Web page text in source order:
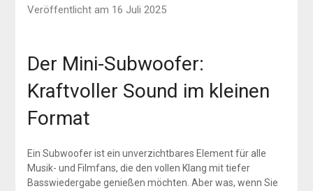
Veröffentlicht am 16 Juli 2025
Der Mini-Subwoofer:
Kraftvoller Sound im kleinen
Format
Ein Subwoofer ist ein unverzichtbares Element für alle
Musik- und Filmfans, die den vollen Klang mit tiefer
Basswiedergabe genießen möchten. Aber was, wenn Sie